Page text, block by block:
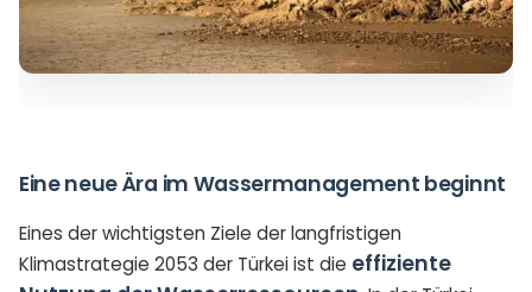
Eine neue Ära im Wassermanagement beginnt
Eines der wichtigsten Ziele der langfristigen
Klimastrategie 2053 der Türkei ist die effiziente